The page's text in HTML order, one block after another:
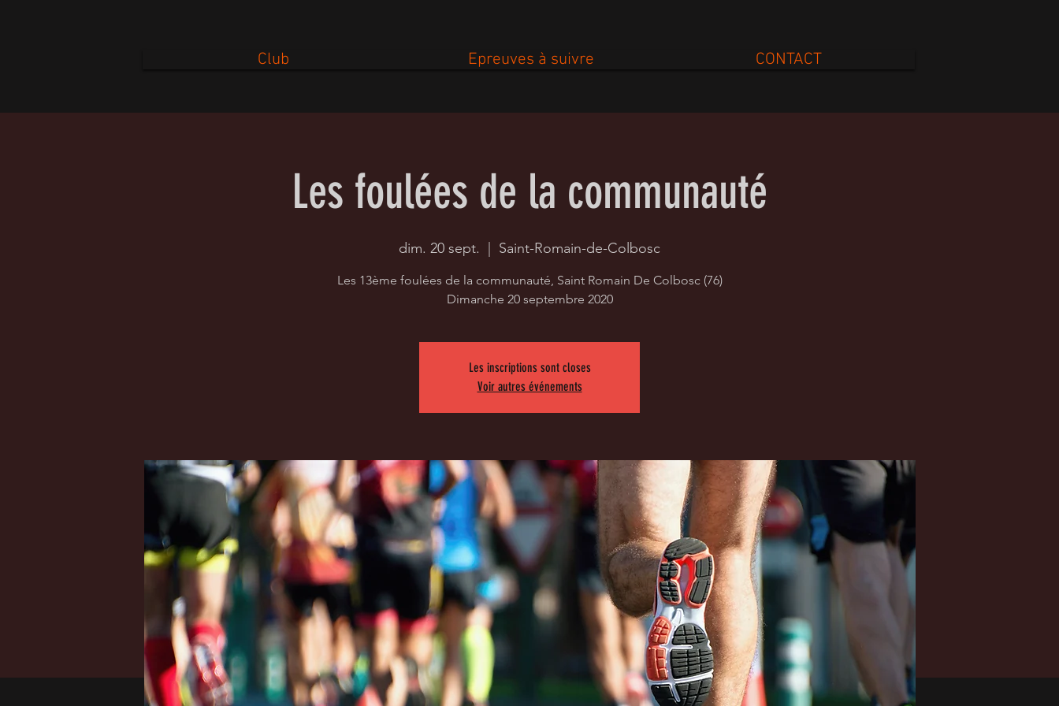
Club Epreuves à suivre CONTACT
Les foulées de la communauté
dim. 20 sept. Saint-Romain-de-Colbosc
Les 13ème foulées de la communauté, Saint Romain De Colbosc (76)
Dimanche 20 septembre 2020
Les inscriptions sont closes
Voir autres événements